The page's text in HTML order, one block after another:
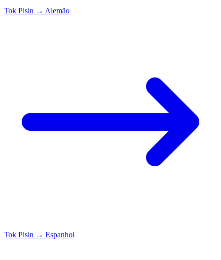
Tok Pisin → Alemão
Tok Pisin → Espanhol